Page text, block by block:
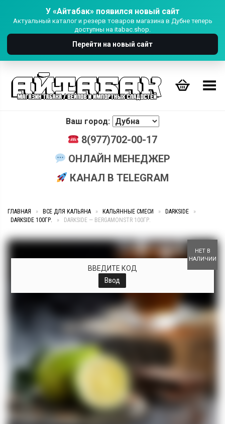
У «Айтабак» появился новый сайт
Актуальный каталог и резерв товаров магазина в Дубне теперь
доступны на itabac.shop.
Перейти на новый сайт
Переключить Меню
Ваш город:
8(977)702-00-17
ОНЛАЙН МЕНЕДЖЕР
КАНАЛ В TELEGRAM
ГЛАВНАЯ » ВСЕ ДЛЯ КАЛЬЯНА » КАЛЬЯННЫЕ СМЕСИ » DARKSIDE
»
DARKSIDE 100ГР.
» DARKSIDE — BERGAMONSTR 100ГР.
НЕТ В
НАЛИЧИИ
ВВЕДИТЕ КОД
Ввод